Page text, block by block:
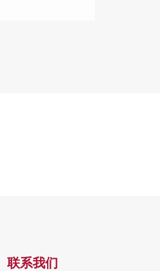
联系我们